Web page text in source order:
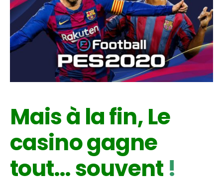
Mais à la fin, Le
casino gagne
tout… souvent !